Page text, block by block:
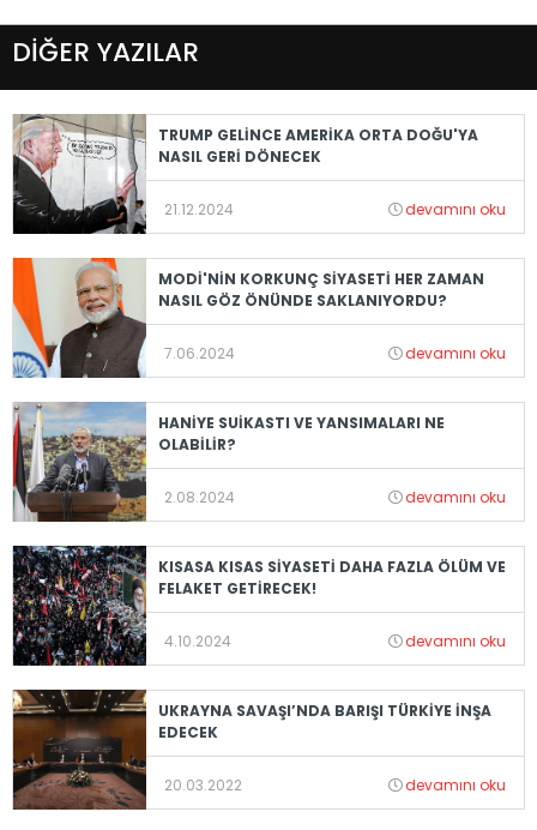
DİĞER YAZILAR
TRUMP GELİNCE AMERİKA ORTA DOĞU'YA
NASIL GERİ DÖNECEK
21.12.2024 devamını oku
MODİ'NİN KORKUNÇ SİYASETİ HER ZAMAN
NASIL GÖZ ÖNÜNDE SAKLANIYORDU?
7.06.2024 devamını oku
HANİYE SUİKASTI VE YANSIMALARI NE
OLABİLİR?
2.08.2024 devamını oku
KISASA KISAS SİYASETİ DAHA FAZLA ÖLÜM VE
FELAKET GETİRECEK!
4.10.2024 devamını oku
UKRAYNA SAVAŞI’NDA BARIŞI TÜRKİYE İNŞA
EDECEK
20.03.2022 devamını oku